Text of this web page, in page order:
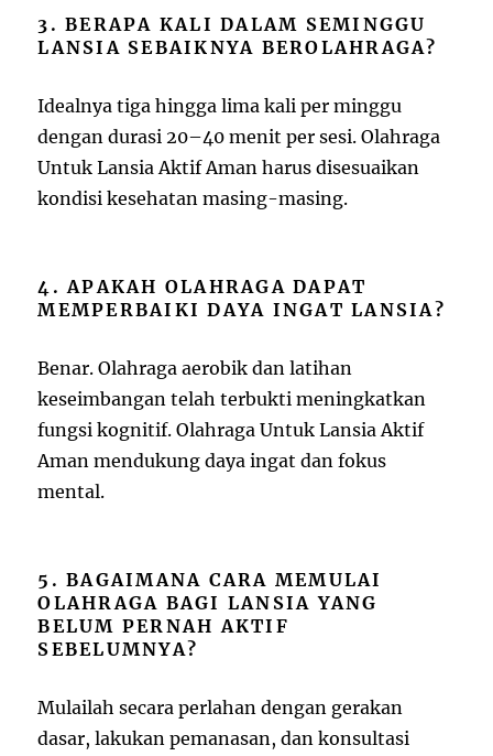
3. BERAPA KALI DALAM SEMINGGU
LANSIA SEBAIKNYA BEROLAHRAGA?
Idealnya tiga hingga lima kali per minggu
dengan durasi 20–40 menit per sesi. Olahraga
Untuk Lansia Aktif Aman harus disesuaikan
kondisi kesehatan masing-masing.
4. APAKAH OLAHRAGA DAPAT
MEMPERBAIKI DAYA INGAT LANSIA?
Benar. Olahraga aerobik dan latihan
keseimbangan telah terbukti meningkatkan
fungsi kognitif. Olahraga Untuk Lansia Aktif
Aman mendukung daya ingat dan fokus
mental.
5. BAGAIMANA CARA MEMULAI
OLAHRAGA BAGI LANSIA YANG
BELUM PERNAH AKTIF
SEBELUMNYA?
Mulailah secara perlahan dengan gerakan
dasar, lakukan pemanasan, dan konsultasi